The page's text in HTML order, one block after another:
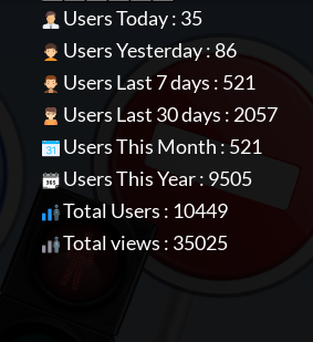
Users Today : 35
Users Yesterday : 86
Users Last 7 days : 521
Users Last 30 days : 2057
Users This Month : 521
Users This Year : 9505
Total Users : 10449
Total views : 35025